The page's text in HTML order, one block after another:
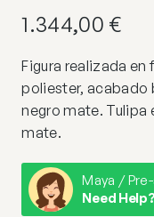
1.344,00 €
Figura realizada en
poliester, acabado
negro mate. Tulipa
mate.
Maya /
Need